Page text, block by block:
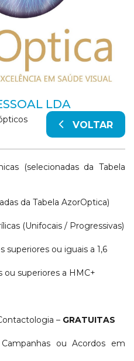
LDA
VOLTAR
(selecionadas da Tabela
da Tabela AzorOptica)
(Unifocais / Progressivas)
ou iguais a 1,6
a HMC+
– GRATUITAS
ou Acordos em